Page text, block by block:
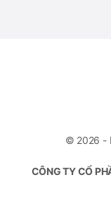
© 2026 -
CÔNG TY CỔ